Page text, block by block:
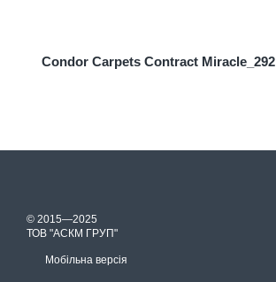
Condor Carpets Contract Miracle_292
© 2015—2025
ТОВ "АСКМ ГРУП"
Мобільна версія